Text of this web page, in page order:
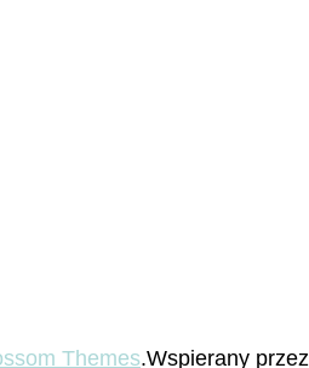
Themes.Wspierany przez